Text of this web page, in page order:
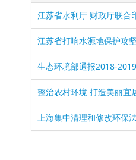
江苏省水利厅 财政厅联合
江苏省打响水源地保护攻
生态环境部通报2018-
整治农村环境 打造美丽宜
上海集中清理和修改环保